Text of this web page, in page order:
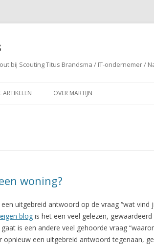
bij Scouting Titus Brandsma / IT-ondernemer /
ARTIKELEN OVER MARTIJN
woning?
een uitgebreid antwoord op de vraag “wat vind
eigen blog is het een veel gelezen,
is een andere veel gehoorde vraag
opnieuw een uitgebreid antwoord tegenaan,